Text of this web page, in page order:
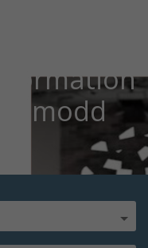
formation
1 modd